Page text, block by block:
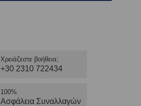
Χρειάζεστε βοήθεια;
+30 2310 722434
100%
Ασφάλεια Συναλλαγών